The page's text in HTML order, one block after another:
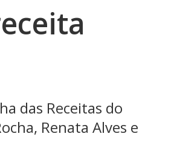
das Receitas do
Renata Alves e